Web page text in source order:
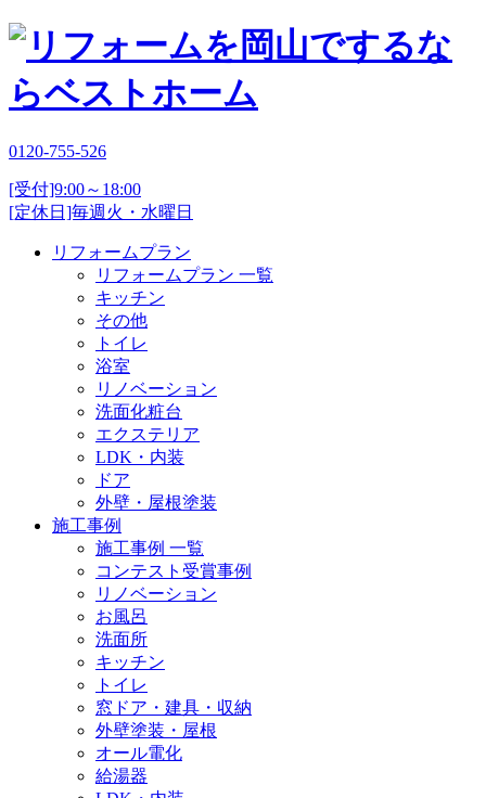
0120-755-526
[受付]9:00～18:00
[定休日]毎週火・水曜日
リフォームプラン
リフォームプラン 一覧
キッチン
その他
トイレ
浴室
リノベーション
洗面化粧台
エクステリア
LDK・内装
ドア
外壁・屋根塗装
施工事例
施工事例 一覧
コンテスト受賞事例
リノベーション
お風呂
洗面所
キッチン
トイレ
窓ドア・建具・収納
外壁塗装・屋根
オール電化
給湯器